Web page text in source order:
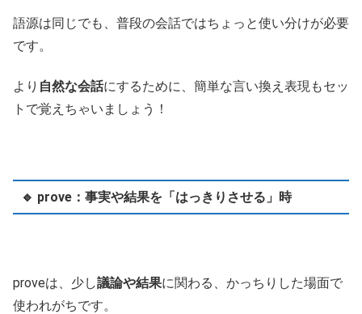
語源は同じでも、普段の会話ではちょっと使い分けが必要
です。
より 自然な会話にするために、簡単な言い換え表現もセッ
トで覚えちゃいましょう！
🔹 prove：事実や結果を「はっきりさせる」時
proveは、少し議論や結果に関わる、かっちりした場面で
使われがちです。